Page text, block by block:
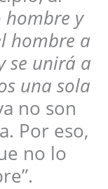
hombre y
hombre a
se unirá a
una sola
no son
Por eso,
no lo